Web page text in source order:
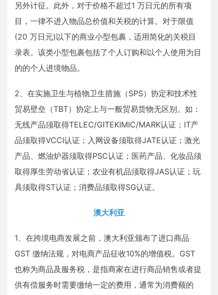
另外计征。此外，对于价格不超过1 万日元的所有项
目，一律不进入物品总价值和关税的计算。对于限值
(20 万日元)以下的商业小型包裹，适用简化的关税目
录表。该类小型包裹包括了个人订购和以个人使用为目
的的个人进境物品。
2、在实施卫生与植物卫生措施（SPS）协定和技术性
贸易壁垒（TBT）协定上与一般贸易货物无区别。如：
无线产品须取得TELEC/GITEKIMIC/MARK认证；IT产
品须取得VCCI认证；入网设备须取得JATE认证；激光
产品、燃油炉器须取得PSC认证；医药产品、化妆品须
取得厚生劳动省认证；农业有机品须取得JAS认证；玩
具须取得ST认证；消费品须取得SG认证。
澳大利亚
1、在跨境电商发展之前，澳大利亚颁布了进口商品
GST 缴纳法规，对电商产品征收10%的增值税。GST
也称为商品及服务税，是指商家在进行商品销售或者提
供有偿服务时需要缴纳一定的费用，通常为消费额的